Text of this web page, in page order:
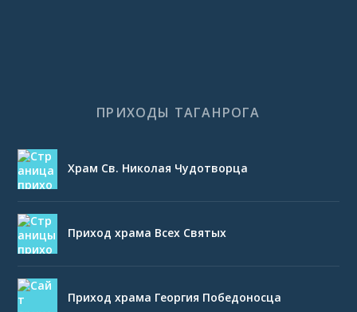
ПРИХОДЫ ТАГАНРОГА
Храм Св. Николая Чудотворца
Приход храма Всех Святых
Приход храма Георгия Победоносца